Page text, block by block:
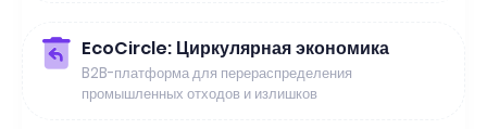
EcoCircle: Циркулярная экономика
B2B-платформа для перераспределения
промышленных отходов и излишков